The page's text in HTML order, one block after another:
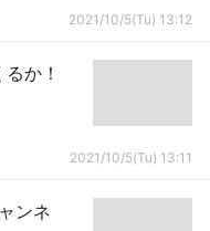
2021/10/5(Tu) 13:12
か！
2021/10/5(Tu) 13:11
ンネ